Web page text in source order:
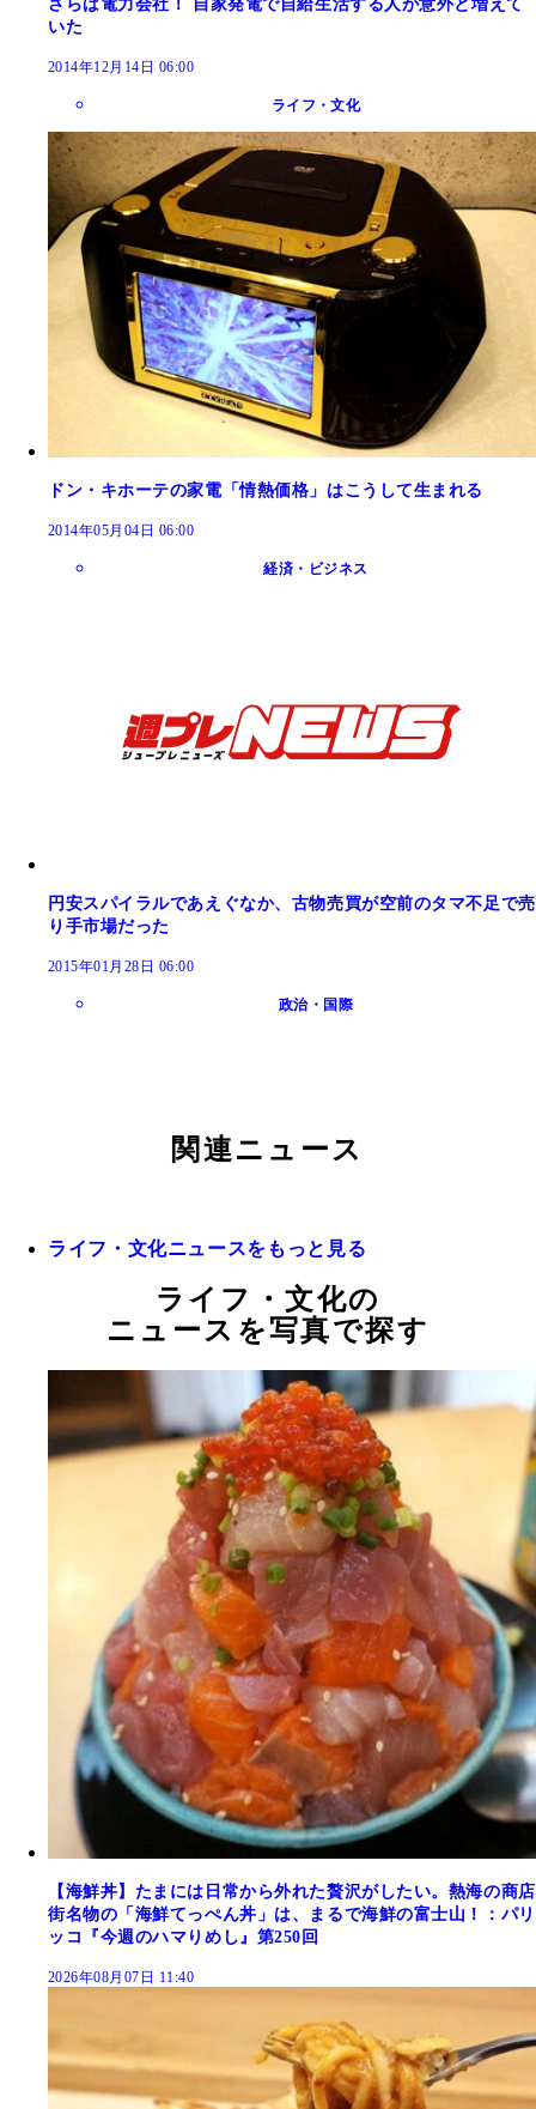
さらば電力会社！ 自家発電で自給生活する人が意外と増えて
いた
2014年12月14日 06:00
ライフ・文化
ドン・キホーテの家電「情熱価格」はこうして生まれる
2014年05月04日 06:00
経済・ビジネス
円安スパイラルであえぐなか、古物売買が空前のタマ不足で売
り手市場だった
2015年01月28日 06:00
政治・国際
関連ニュース
ライフ・文化ニュースをもっと見る
ライフ・文化の
ニュースを写真で探す
【海鮮丼】たまには日常から外れた贅沢がしたい。熱海の商店
街名物の「海鮮てっぺん丼」は、まるで海鮮の富士山！：パリ
ッコ『今週のハマりめし』第250回
2026年08月07日 11:40